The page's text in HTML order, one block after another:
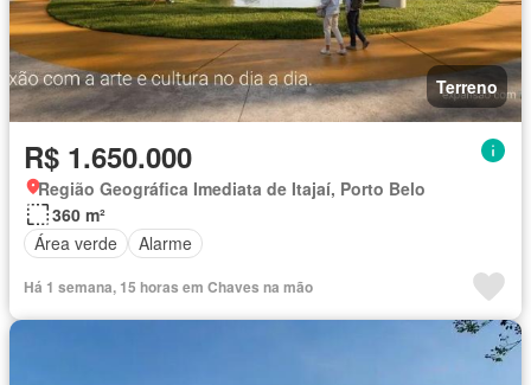
Terreno
R$ 1.650.000
Região Geográfica Imediata de Itajaí, Porto Belo
360 m²
Área verde
Alarme
Há 1 semana, 15 horas em Chaves na mão